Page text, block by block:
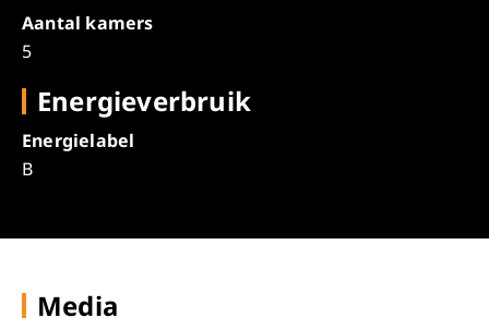
Aantal kamers
5
Energieverbruik
Energielabel
B
Media